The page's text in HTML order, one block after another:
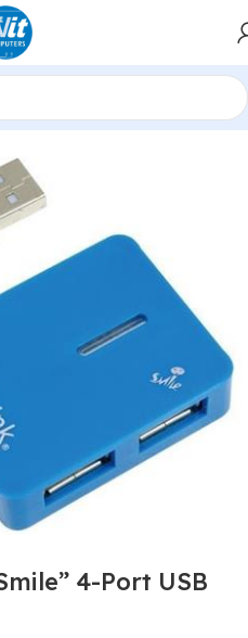
Hubs
4-Port USB